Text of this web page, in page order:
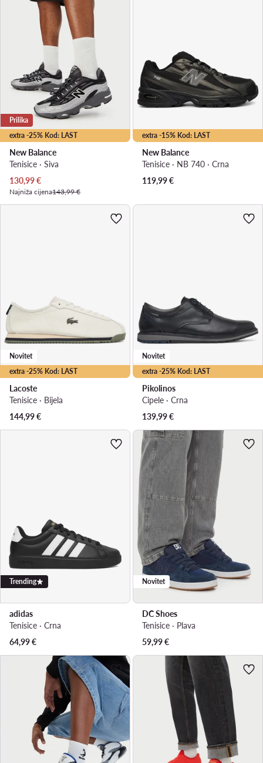
extra -25% Kod: LAST
Prilika
New Balance
Tenisice · Siva
Trenutna cijena
130,99€
Najniža cijena143,99 €
extra -15% Kod: LAST
New Balance
Tenisice · NB 740 · Crna
119,99€
extra -25% Kod: LAST
Novitet
Lacoste
Tenisice · Bijela
144,99€
extra -25% Kod: LAST
Novitet
Pikolinos
Cipele · Crna
139,99€
Trending
adidas
Tenisice · Crna
64,99€
Novitet
DC Shoes
Tenisice · Plava
59,99€